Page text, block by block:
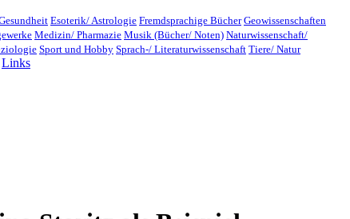
Esoterik/ Astrologie Fremdsprachige Bücher Geowissenschaften
Medizin/ Pharmazie Musik (Bücher/ Noten) Naturwissenschaft/
Sport und Hobby Sprach-/ Literaturwissenschaft Tiere/ Natur
Links